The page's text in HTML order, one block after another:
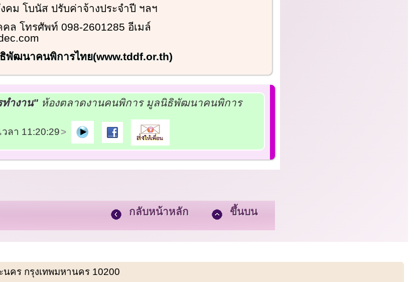
คม โบนัส ปรับค่าจ้างประจำปี ฯลฯ
ล โทรศัพท์ 098-2601285 อีเมล์
ธิพัฒนาคนพิการไทย(www.tddf.or.th)
ำงาน"ห้องตลาดงานคนพิการ มูลนิธิพัฒนาคนพิการ
วลา 11:20:29
กลับหน้าหลัก ขึ้นบน
คร กรุงเทพมหานคร 10200